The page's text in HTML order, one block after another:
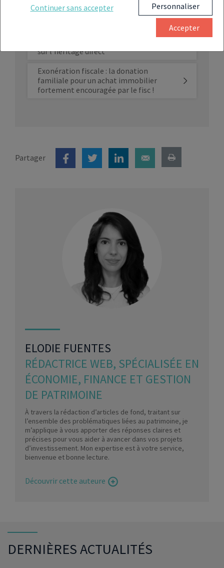
suppression des frais bancaires pour
certaines successions
sur l’héritage direct
Exonération fiscale : la donation
familiale pour un achat immobilier
fortement encouragée par le fisc !
Partager
ELODIE FUENTES
RÉDACTRICE WEB, SPÉCIALISÉE EN
ÉCONOMIE, FINANCE ET GESTION
DE PATRIMOINE
À travers la rédaction d’articles de fond, traitant sur
l’ensemble des problématiques liées au patrimoine, je
m’applique à vous apporter des réponses claires et
précises pour vous aider à avancer dans vos projets
d’investissement. Mon expertise est à votre service,
bienvenue et bonne lecture.
Découvrir cette auteure
DERNIÈRES ACTUALITÉS
Continuer sans accepter Personnaliser
Accepter